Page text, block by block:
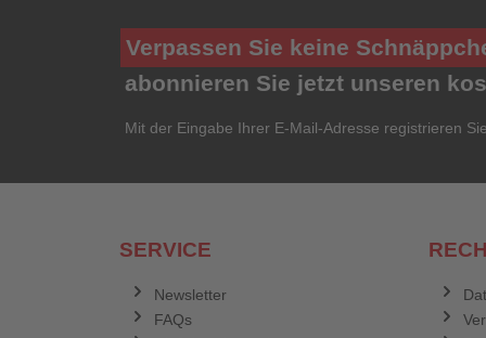
Verpassen Sie keine
abonnieren Sie jetzt unseren
Mit der Eingabe Ihrer E-Mail-Adresse registrieren
SERVICE
Newsletter
FAQs